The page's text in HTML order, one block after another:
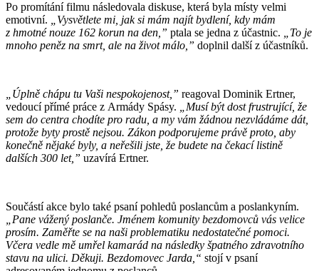
Po promítání filmu následovala diskuse, která byla místy velmi
emotivní. „Vysvětlete mi, jak si mám najít bydlení, kdy mám
z hmotné nouze 162 korun na den,” ptala se jedna z účastnic. „To je
mnoho peněz na smrt, ale na život málo,” doplnil další z účastníků.
„Úplně chápu tu Vaši nespokojenost,” reagoval Dominik Ertner,
vedoucí přímé práce z Armády Spásy. „Musí být dost frustrující, že
sem do centra chodíte pro radu, a my vám žádnou nezvládáme dát,
protože byty prostě nejsou. Zákon podporujeme právě proto, aby
konečně nějaké byly, a neřešili jste, že budete na čekací listině
dalších 300 let,” uzavírá Ertner.
Součástí akce bylo také psaní pohledů poslancům a poslankyním.
„Pane vážený poslanče. Jménem komunity bezdomovců vás velice
prosím. Zaměřte se na naši problematiku nedostatečné pomoci.
Včera vedle mě umřel kamarád na následky špatného zdravotního
stavu na ulici. Děkuji. Bezdomovec Jarda,“ stojí v psaní